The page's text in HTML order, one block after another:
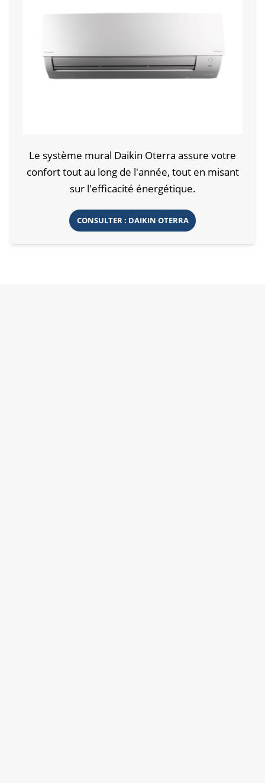
Le système mural Daikin Oterra assure votre
confort tout au long de l'année, tout en misant
sur l'efficacité énergétique.
CONSULTER : DAIKIN OTERRA